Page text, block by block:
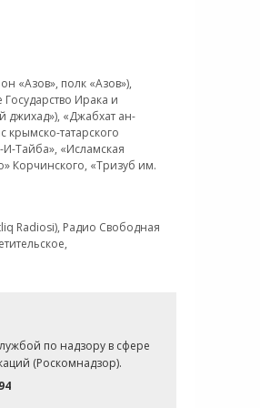
«Азов», полк «Азов»),
Ирака и
джихад»), «Джабхат ан-
татарского
Тайба», «Исламская
Корчинского, «Тризуб им.
Radiosi), Радио Свободная
по надзору в сфере
(Роскомнадзор).